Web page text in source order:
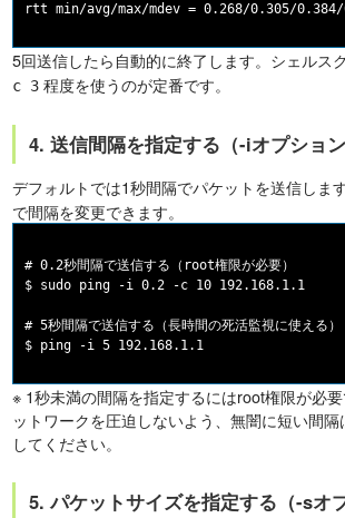
5回送信したら自動的に終了します。シェルス
c 3 程度を使うのが定番です。
4. 送信間隔を指定する（-iオプション
デフォルトでは1秒間隔でパケットを送信しま
で間隔を変更できます。
# 0.2秒間隔で送信する（root権限が必要）
$ sudo ping -i 0.2 -c 10 192.168.1.1
# 5秒間隔で送信する（長時間の死活監視に使える）
※ 1秒未満の間隔を指定するにはroot権限が必
ットワークを圧迫しないよう、無闇に短い間
してください。
5. パケットサイズを指定する（-sオ